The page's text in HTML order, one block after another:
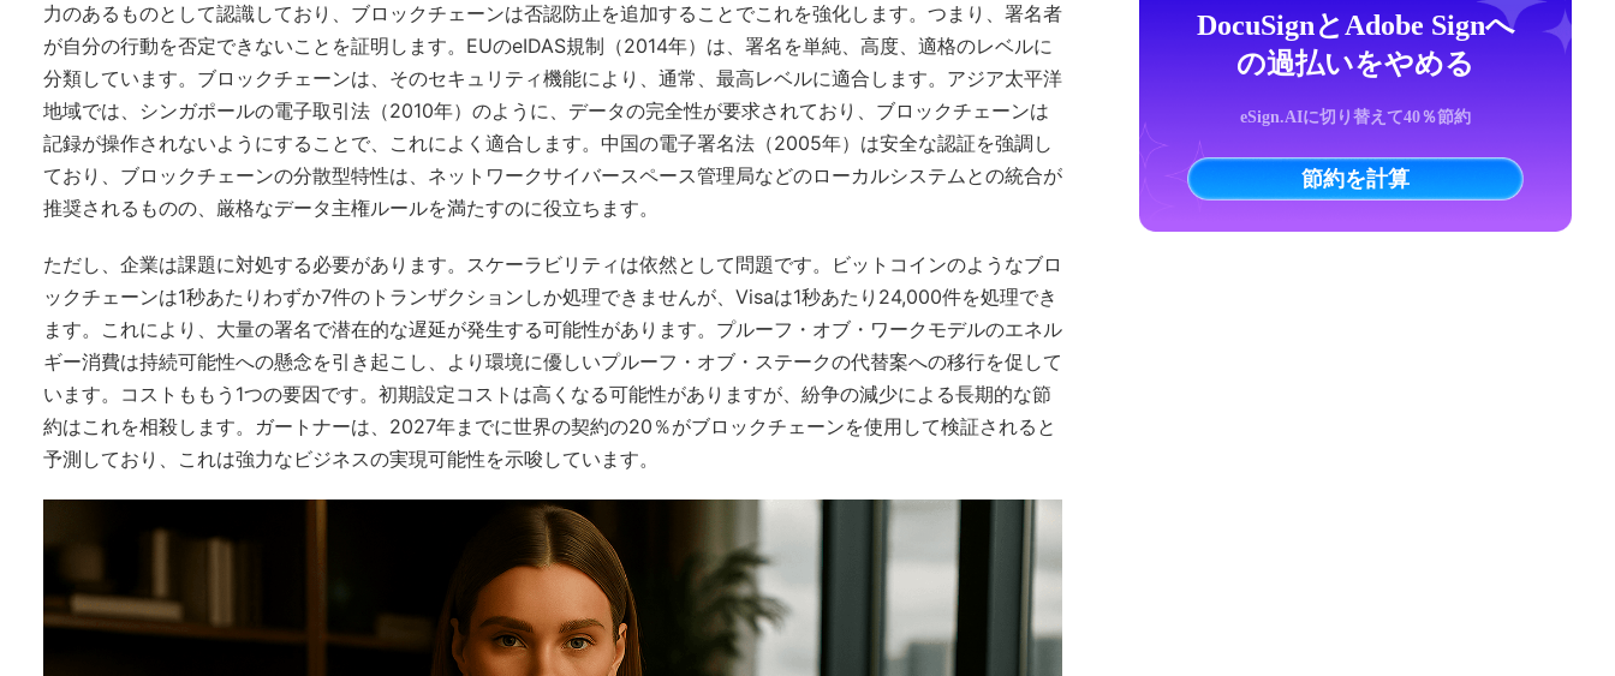
力のあるものとして認識しており、ブロックチェーンは否認防止を追加することでこれを強化します。つまり、署名者
が自分の行動を否定できないことを証明します。EUのeIDAS規制（2014年）は、署名を単純、高度、適格のレベルに
分類しています。ブロックチェーンは、そのセキュリティ機能により、通常、最高レベルに適合します。アジア太平洋
地域では、シンガポールの電子取引法（2010年）のように、データの完全性が要求されており、ブロックチェーンは
記録が操作されないようにすることで、これによく適合します。中国の電子署名法（2005年）は安全な認証を強調し
ており、ブロックチェーンの分散型特性は、ネットワークサイバースペース管理局などのローカルシステムとの統合が
推奨されるものの、厳格なデータ主権ルールを満たすのに役立ちます。
ただし、企業は課題に対処する必要があります。スケーラビリティは依然として問題です。ビットコインのようなブロ
ックチェーンは1秒あたりわずか7件のトランザクションしか処理できませんが、Visaは1秒あたり24,000件を処理でき
ます。これにより、大量の署名で潜在的な遅延が発生する可能性があります。プルーフ・オブ・ワークモデルのエネル
ギー消費は持続可能性への懸念を引き起こし、より環境に優しいプルーフ・オブ・ステークの代替案への移行を促して
います。コストももう1つの要因です。初期設定コストは高くなる可能性がありますが、紛争の減少による長期的な節
約はこれを相殺します。ガートナーは、2027年までに世界の契約の20％がブロックチェーンを使用して検証されると
予測しており、これは強力なビジネスの実現可能性を示唆しています。
DocuSignとAdobe Signへ
の過払いをやめる
eSign.AIに切り替えて40％節約
節約を計算